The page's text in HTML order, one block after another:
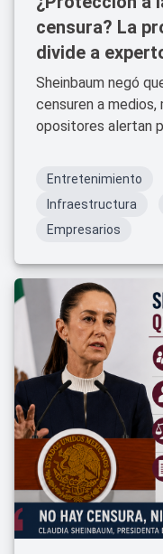
censura? La
divide a
Sheinbaum negó
censuren a
opositores alertan
Entretenimiento
Infraestructura
Empresarios